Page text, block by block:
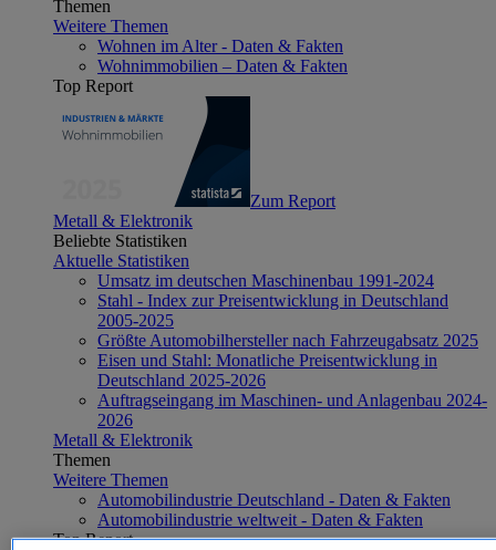
Themen
Weitere Themen
Wohnen im Alter - Daten & Fakten
Wohnimmobilien – Daten & Fakten
Top Report
Zum Report
Metall & Elektronik
Beliebte Statistiken
Aktuelle Statistiken
Umsatz im deutschen Maschinenbau 1991-2024
Stahl - Index zur Preisentwicklung in Deutschland
2005-2025
Größte Automobilhersteller nach Fahrzeugabsatz 2025
Eisen und Stahl: Monatliche Preisentwicklung in
Deutschland 2025-2026
Auftragseingang im Maschinen- und Anlagenbau 2024-
2026
Metall & Elektronik
Themen
Weitere Themen
Automobilindustrie Deutschland - Daten & Fakten
Automobilindustrie weltweit - Daten & Fakten
Top Report